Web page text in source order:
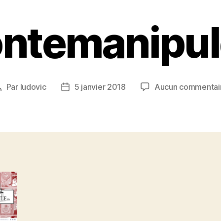
Par ludovic
Date5 janvier 2018 Aucun